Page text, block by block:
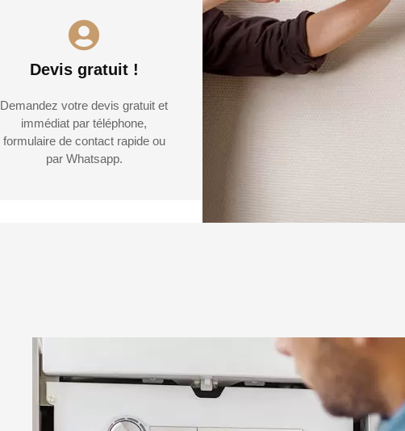
Devis gratuit !
Demandez votre devis gratuit et
immédiat par téléphone,
formulaire de contact rapide ou
par Whatsapp.